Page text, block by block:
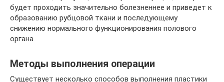
будет проходить значительно болезненнее и приведет к
образованию рубцовой ткани и последующему
снижению нормального функционирования полового
органа.
Методы выполнения операции
Существует несколько способов выполнения пластики